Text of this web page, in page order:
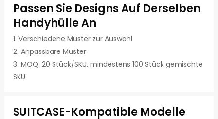
Passen Sie Designs Auf Derselben
Handyhülle An
1. Verschiedene Muster zur Auswahl
2 Anpassbare Muster
3 MOQ: 20 Stück/SKU, mindestens 100 Stück gemischte
SKU
SUITCASE-Kompatible Modelle